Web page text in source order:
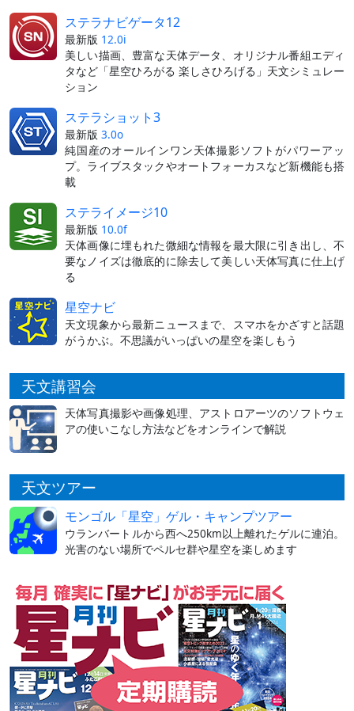
ステラナビゲータ12
最新版 12.0i
美しい描画、豊富な天体データ、オリジナル番組エディ
タなど「星空ひろがる 楽しさひろげる」天文シミュレー
ション
ステラショット3
最新版 3.0o
純国産のオールインワン天体撮影ソフトがパワーアッ
プ。ライブスタックやオートフォーカスなど新機能も搭
載
ステライメージ10
最新版 10.0f
天体画像に埋もれた微細な情報を最大限に引き出し、不
要なノイズは徹底的に除去して美しい天体写真に仕上げ
る
星空ナビ
天文現象から最新ニュースまで、スマホをかざすと話題
がうかぶ。不思議がいっぱいの星空を楽しもう
天文講習会
天体写真撮影や画像処理、アストロアーツのソフトウェ
アの使いこなし方法などをオンラインで解説
天文ツアー
モンゴル「星空」ゲル・キャンプツアー
ウランバートルから西へ250km以上離れたゲルに連泊。
光害のない場所でペルセ群や星空を楽しめます